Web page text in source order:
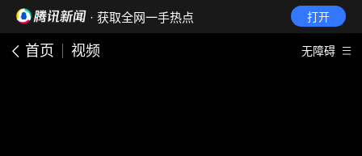
· 获取全网一手热点 打开
首页 视频 无障碍